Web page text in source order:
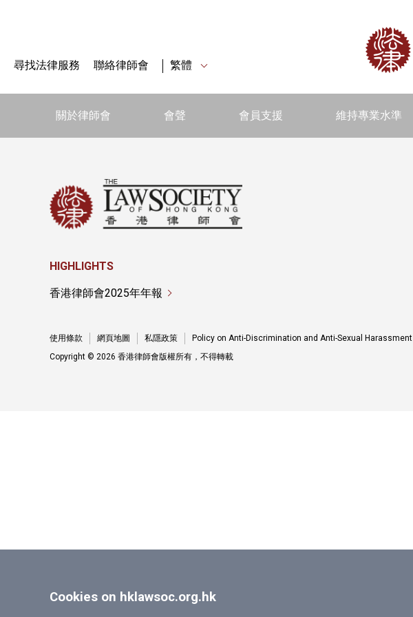
尋找法律服務 聯絡律師會 繁體
關於律師會 會聲 會員支援 維持專業水準
Cookies on hklawsoc.org.hk
HIGHLIGHTS
香港律師會2025年年報
使用條款 網頁地圖 私隱政策
Policy on Anti-Discrimination and Anti-Sexual Harassment
Copyright © 2026 香港律師會版權所有，不得轉載